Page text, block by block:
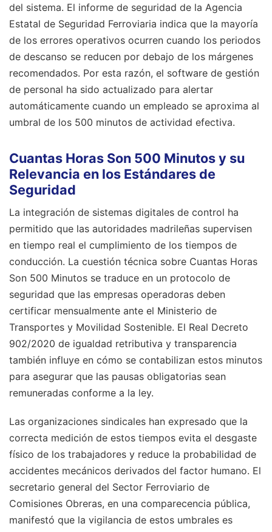
del sistema. El informe de seguridad de la Agencia
Estatal de Seguridad Ferroviaria indica que la mayoría
de los errores operativos ocurren cuando los periodos
de descanso se reducen por debajo de los márgenes
recomendados. Por esta razón, el software de gestión
de personal ha sido actualizado para alertar
automáticamente cuando un empleado se aproxima al
umbral de los 500 minutos de actividad efectiva.
Cuantas Horas Son 500 Minutos y su
Relevancia en los Estándares de
Seguridad
La integración de sistemas digitales de control ha
permitido que las autoridades madrileñas supervisen
en tiempo real el cumplimiento de los tiempos de
conducción. La cuestión técnica sobre Cuantas Horas
Son 500 Minutos se traduce en un protocolo de
seguridad que las empresas operadoras deben
certificar mensualmente ante el Ministerio de
Transportes y Movilidad Sostenible. El Real Decreto
902/2020 de igualdad retributiva y transparencia
también influye en cómo se contabilizan estos minutos
para asegurar que las pausas obligatorias sean
remuneradas conforme a la ley.
Las organizaciones sindicales han expresado que la
correcta medición de estos tiempos evita el desgaste
físico de los trabajadores y reduce la probabilidad de
accidentes mecánicos derivados del factor humano. El
secretario general del Sector Ferroviario de
Comisiones Obreras, en una comparecencia pública,
manifestó que la vigilancia de estos umbrales es